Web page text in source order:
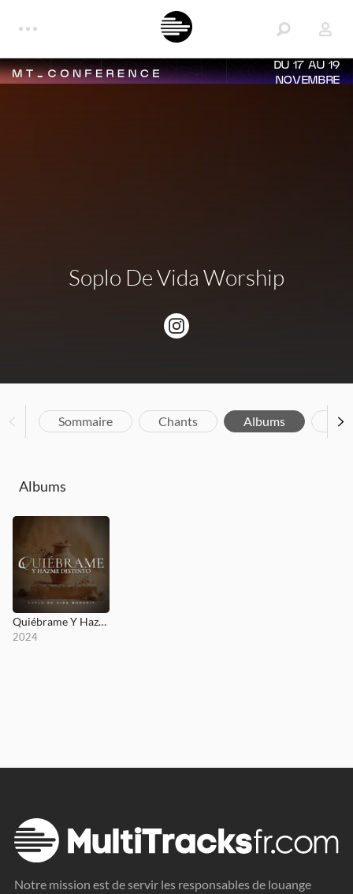
DU 17 AU 19
NOVEMBRE
Soplo De Vida Worship
Sommaire Chants Albums
Albums
Quiébrame Y Hazme Distinto
2024
Notre mission est de servir les responsables de louange